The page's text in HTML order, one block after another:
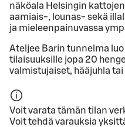
näköala Helsingin
aamiais-, lounas- sekä
ja mieleenpainuvassa
Ateljee Barin tunnelma
tilaisuuksille jopa 20
valmistujaiset, hääjuhla
Voit varata tämän tilan
Voit tehdä varauksia